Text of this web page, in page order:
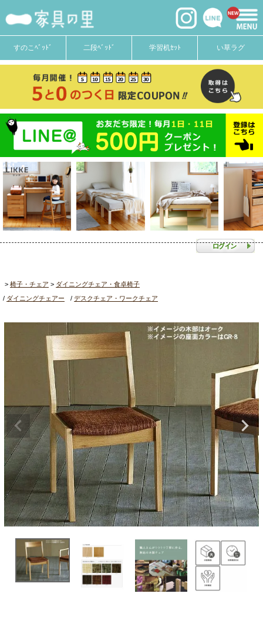
すのこﾍﾞｯﾄﾞ 二段ﾍﾞｯﾄﾞ 学習机ｾｯﾄ い草ラグ
椅子・チェア
ダイニングチェア・食卓椅子
ダイニングチェアー
デスクチェア・ワークチェア